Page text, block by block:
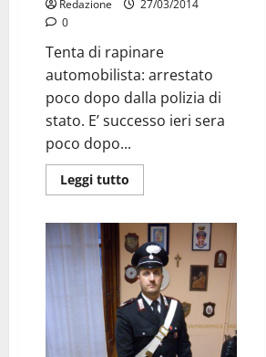
Redazione
27/03/2014
0
Tenta di rapinare
automobilista: arrestato
poco dopo dalla polizia di
stato. E’ successo ieri sera
poco dopo...
Leggi tutto